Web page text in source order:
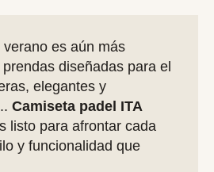
es aún más
diseñadas para el
elegantes y
Camiseta padel ITA
listo para afrontar cada
y funcionalidad que